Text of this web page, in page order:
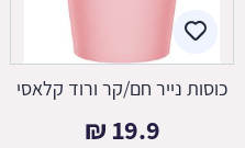
כוסות נייר חם/קר ורוד קלאסי
19.9
₪